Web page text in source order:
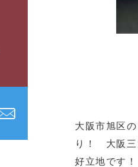
大阪市旭区
り！ 大阪三
好立地です！